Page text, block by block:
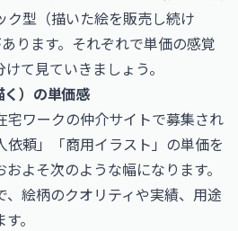
ク型（描いた絵を販売し続け
ります。それぞれで単価の感覚
て見ていきましょう。
）の単価感
宅ワークの仲介サイトで募集され
依頼」「商用イラスト」の単価を
よそ次のような幅になります。
、絵柄のクオリティや実績、用途
。